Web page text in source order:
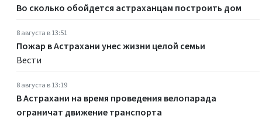
Во сколько обойдется астраханцам построить дом
8 августа в 13:51
Пожар в Астрахани унес жизни целой семьи
Вести
8 августа в 13:19
В Астрахани на время проведения велопарада
ограничат движение транспорта